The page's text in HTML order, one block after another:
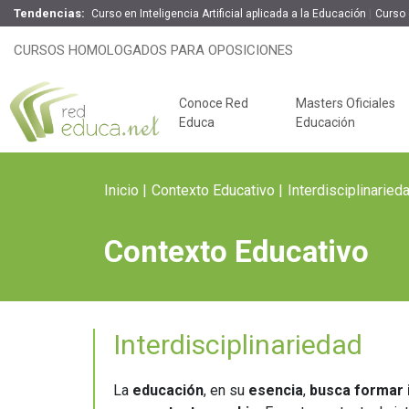
Tendencias: Curso en Inteligencia Artificial aplicada a la Educación Curso
CURSOS HOMOLOGADOS PARA OPOSICIONES
Conoce Red
Educa
Masters Oficiales
Educación
Claves del éxito
Oposiciones de
Inicio Contexto Educativo
Contexto Educativo
Interdisciplinariedad
La educación, en su esencia, busca formar